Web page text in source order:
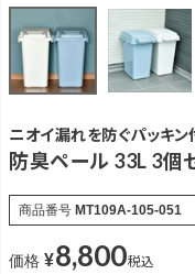
ニオイ漏れを防ぐパッキン
防臭ペール 33L 3個
商品番号 MT109A-105-051
価格 ¥8,800税込